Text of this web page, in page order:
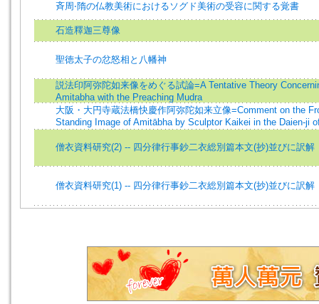
斉周‧隋の仏教美術におけるソグド美術の受容に関する覚書
石造釋迦三尊像
聖徳太子の忿怒相と八幡神
説法印阿弥陀如来像をめぐる試論=A Tentative Theory
Amitabha with the Preaching Mudra
大阪・大円寺蔵法橋快慶作阿弥陀如来立像=Comment on the
Standing Image of Amitābha by Sculptor Kaikei in the Daien-ji
僧衣資料研究(2) -- 四分律行事鈔二衣総別篇本文(抄)並びに訳解
僧衣資料研究(1) -- 四分律行事鈔二衣総別篇本文(抄)並びに訳解